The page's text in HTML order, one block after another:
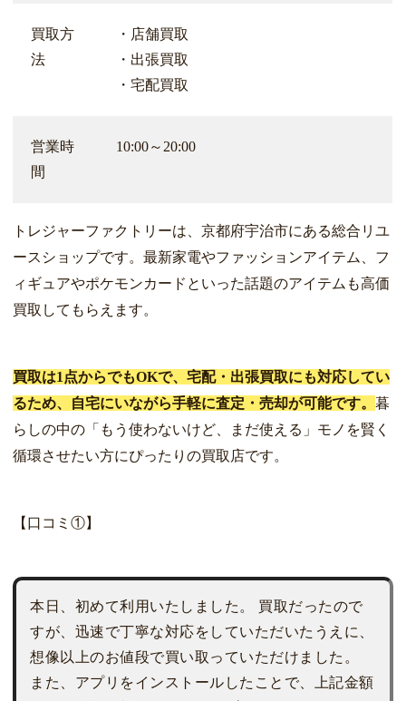
買取方
法
・店舗買取
・出張買取
・宅配買取
営業時
間
10:00～20:00
トレジャーファクトリーは、京都府宇治市にある総合リユ
ースショップです。最新家電やファッションアイテム、フ
ィギュアやポケモンカードといった話題のアイテムも高価
買取してもらえます。
買取は1点からでもOKで、宅配・出張買取にも対応してい
るため、自宅にいながら手軽に査定・売却が可能です。暮
らしの中の「もう使わないけど、まだ使える」モノを賢く
循環させたい方にぴったりの買取店です。
【口コミ①】
本日、初めて利用いたしました。 買取だったので
すが、迅速で丁寧な対応をしていただいたうえに、
想像以上のお値段で買い取っていただけました。
また、アプリをインストールしたことで、上記金額